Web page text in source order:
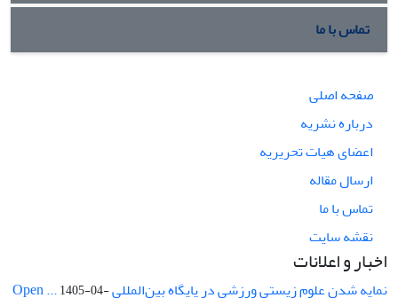
تماس با ما
صفحه اصلی
درباره نشریه
اعضای هیات تحریریه
ارسال مقاله
تماس با ما
نقشه سایت
اخبار و اعلانات
نمایه شدن علوم زیستی ورزشی در پایگاه بین‌المللی Open ...1405-04-